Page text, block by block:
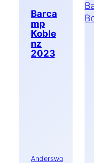
Barca
mp
Koble
nz
2023
Anderswo